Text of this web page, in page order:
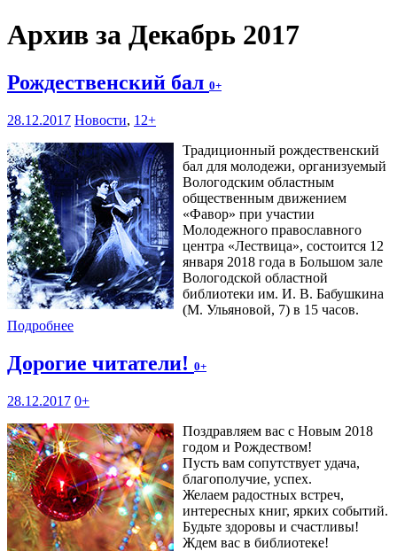
Архив за Декабрь 2017
Рождественский бал 0+
28.12.2017 Новости, 12+
Традиционный рождественский
бал для молодежи, организуемый
Вологодским областным
общественным движением
«Фавор» при участии
Молодежного православного
центра «Лествица», состоится 12
января 2018 года в Большом зале
Вологодской областной
библиотеки им. И. В. Бабушкина
(М. Ульяновой, 7) в 15 часов.
Подробнее
Дорогие читатели! 0+
28.12.2017 0+
Поздравляем вас с Новым 2018
годом и Рождеством!
Пусть вам сопутствует удача,
благополучие, успех.
Желаем радостных встреч,
интересных книг, ярких событий.
Будьте здоровы и счастливы!
Ждем вас в библиотеке!